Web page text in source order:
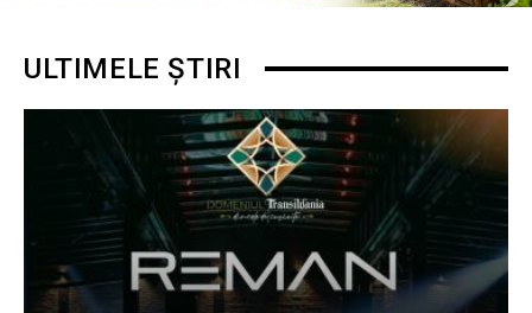
ULTIMELE ȘTIRI